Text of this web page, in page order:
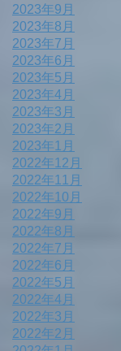
2023年9月
2023年8月
2023年7月
2023年6月
2023年5月
2023年4月
2023年3月
2023年2月
2023年1月
2022年12月
2022年11月
2022年10月
2022年9月
2022年8月
2022年7月
2022年6月
2022年5月
2022年4月
2022年3月
2022年2月